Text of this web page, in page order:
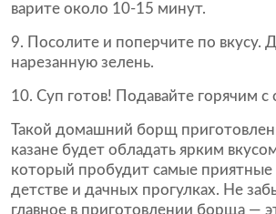
варите около 10-15 минут.
Посолите и поперчите по вкусу.
нарезанную зелень.
Суп готов! Подавайте горячим с
Такой домашний борщ
казане будет обладать ярким
который пробудит самые приятные
детстве и дачных прогулках. Не
главное в приготовлении борща —